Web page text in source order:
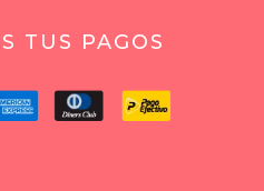
TUS PAGOS